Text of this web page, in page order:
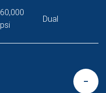
60,000
psi
Dual